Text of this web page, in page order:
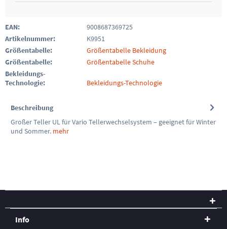
EAN:
9008687369725
Artikelnummer:
K9951
Größentabelle:
Größentabelle Bekleidung
Größentabelle:
Größentabelle Schuhe
Bekleidungs-
Technologie:
Bekleidungs-Technologie
Beschreibung
Großer Teller UL für Vario Tellerwechselsystem – geeignet für Winter
und Sommer. mehr
Info